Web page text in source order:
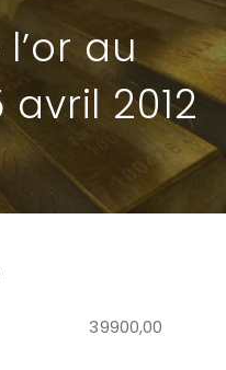
au
2012